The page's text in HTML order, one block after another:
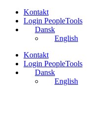
Videre
indhold
Kontakt
Login PeopleTools
Dansk
English
Kontakt
Login PeopleTools
Dansk
English